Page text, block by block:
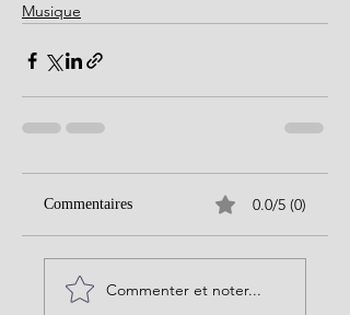
Musique
Commentaires 0.0/5 (0)
Commenter et noter...